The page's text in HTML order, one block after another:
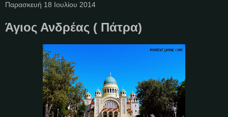
Παρασκευή 18 Ιουλίου 2014
Άγιος Ανδρέας ( Πάτρα)